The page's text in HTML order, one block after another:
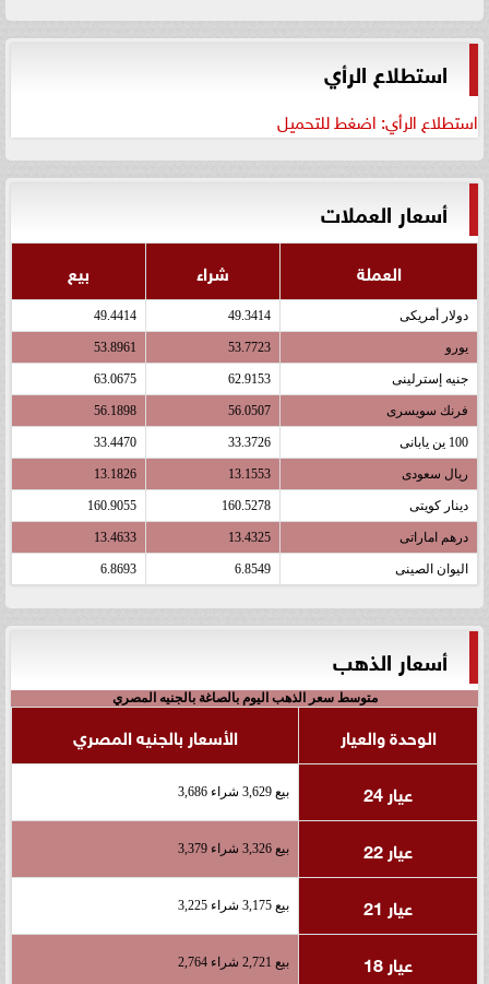
استطلاع الرأي
استطلاع الرأي: اضغط للتحميل
أسعار العملات
العملة شراء بيع
دولار أمريكى 49.3414
49.4414
يورو 53.7723
53.8961
جنيه إسترلينى 62.9153
63.0675
فرنك سويسرى 56.0507
56.1898
100 ين يابانى 33.3726
33.4470
ريال سعودى 13.1553
13.1826
دينار كويتى 160.5278
160.9055
درهم اماراتى 13.4325
13.4633
اليوان الصينى 6.8549
6.8693
أسعار الذهب
متوسط سعر الذهب اليوم بالصاغة بالجنيه المصري
الوحدة والعيار
الأسعار بالجنيه المصري
عيار 24
بيع 3,629 شراء 3,686
عيار 22 بيع 3,326 شراء 3,379
عيار 21 بيع 3,175 شراء 3,225
عيار 18 بيع 2,721 شراء 2,764